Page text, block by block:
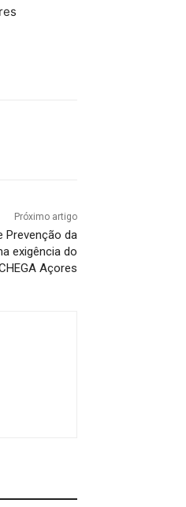
Próximo artigo
Prevenção da
exigência do
Açores